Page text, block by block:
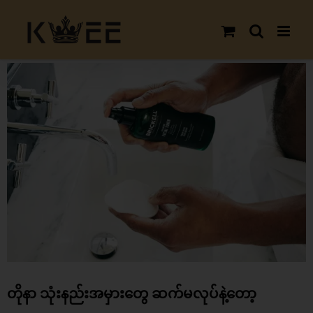
content
View
Larger
Image
တိုနာ သုံးနည်းအမှားတွေ ဆက်မလုပ်နဲ့‌တော့